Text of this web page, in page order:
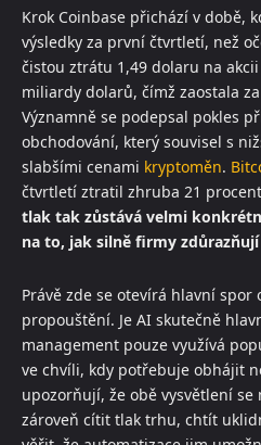
Krok Coinbase přichází v době,
výsledky za první čtvrtletí, než
čistou ztrátu 1,49 dolaru na
miliardy dolarů, čímž zaostala
Významně se podepsal pokles
obchodování, který souvisel s
slabšími cenami kryptoměn.
čtvrtletí ztratil zhruba 21
tlak tak zůstává velmi
na to, jak silně firmy
Právě zde se otevírá hlavní
propouštění. Je AI skutečně
management pouze využívá
ve chvíli, kdy potřebuje obhájit
upozorňují, že obě vysvětlení
zároveň cítit tlak trhu, chtít